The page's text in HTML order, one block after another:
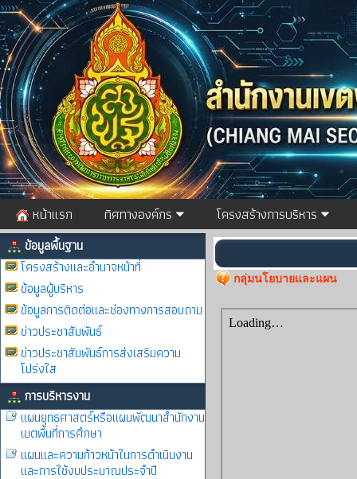
หน้าแรก ทิศทางองค์กร โครงสร้างการบริหาร
ข้อมูลพื้นฐาน
โครงสร้างและอำนาจหน้าที่
ข้อมูลผู้บริหาร
ข้อมูลการติดต่อและช่องทางการสอบถาม
ข่าวประชาสัมพันธ์
ข่าวประชาสัมพันธ์การส่งเสริมความ
โปร่งใส
การบริหารงาน
แผนยุทธศาสตร์หรือแผนพัฒนาสำนักงาน
เขตพื้นที่การศึกษา
แผนและความก้าวหน้าในการดำเนินงาน
และการใช้งบประมาณประจำปี
กลุ่มนโยบายและแผน